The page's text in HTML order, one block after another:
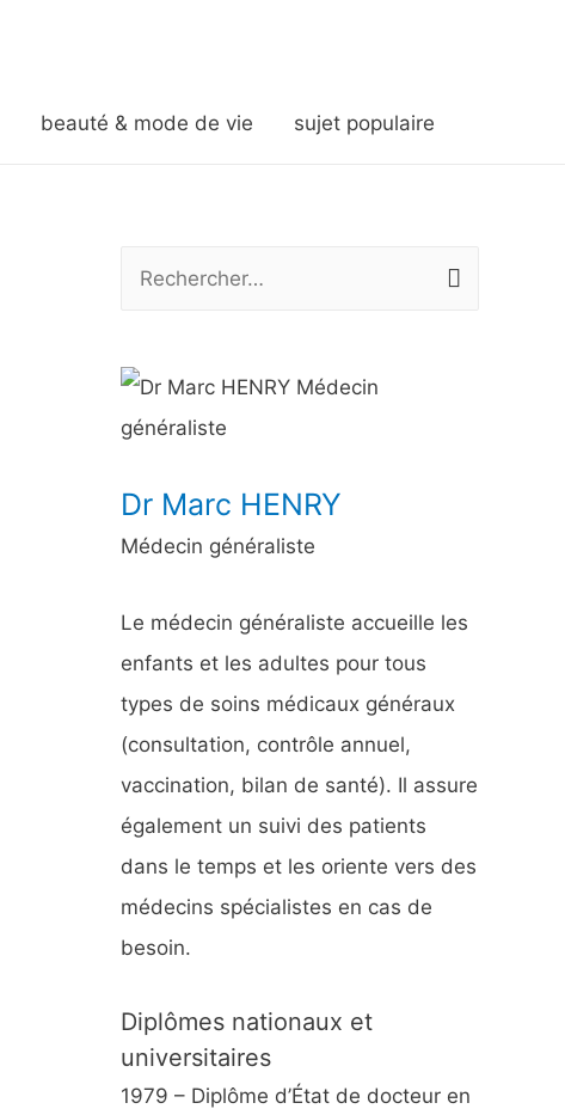
beauté & mode de vie sujet populaire
h
e
c
h
r
:
Dr Marc HENRY
Médecin généraliste
Le médecin généraliste accueille les
enfants et les adultes pour tous
types de soins médicaux généraux
(consultation, contrôle annuel,
vaccination, bilan de santé). Il assure
également un suivi des patients
dans le temps et les oriente vers des
médecins spécialistes en cas de
besoin.
Diplômes nationaux et
universitaires
1979 – Diplôme d’État de docteur en